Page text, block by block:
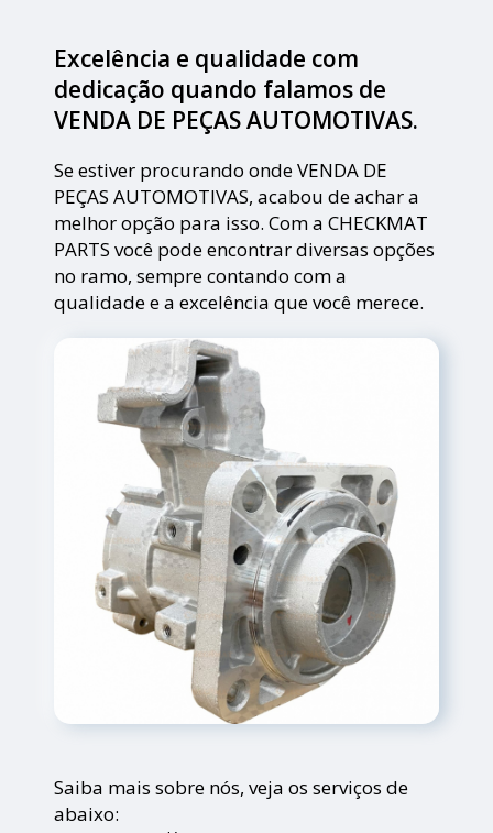
Excelência e qualidade com
dedicação quando falamos de
VENDA DE PEÇAS AUTOMOTIVAS.
Se estiver procurando onde VENDA DE
PEÇAS AUTOMOTIVAS, acabou de achar a
melhor opção para isso. Com a CHECKMAT
PARTS você pode encontrar diversas opções
no ramo, sempre contando com a
qualidade e a excelência que você merece.
Saiba mais sobre nós, veja os serviços de
abaixo: